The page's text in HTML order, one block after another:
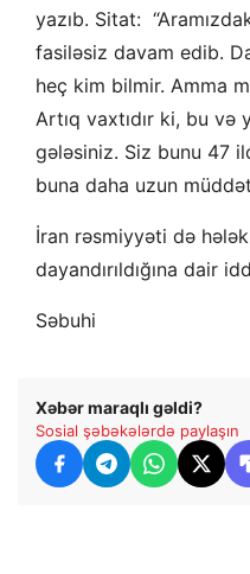
yazıb. Sitat:
fasiləsiz davam edib.
heç kim bilmir. Amma
Artıq vaxtıdır ki, bu və
gələsiniz. Siz bunu 47
buna daha uzun
İran rəsmiyyəti də hələki
dayandırıldığına dair
Səbuhi
Xəbər maraqlı gəldi?
Sosial şəbəkələrdə paylaşın